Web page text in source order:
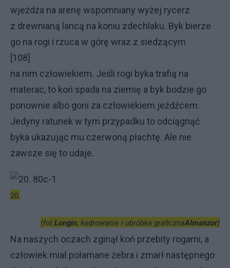
wjeżdża na arenę wspomniany wyżej rycerz
z drewnianą lancą na koniu zdechlaku. Byk bierze
go na rogi i rzuca w górę wraz z siedzącym
[108]
na nim człowiekiem. Jeśli rogi byka trafią na
materac, to koń spada na ziemię a byk bodzie go
ponownie albo goni za człowiekiem jeźdźcem.
Jedyny ratunek w tym przypadku to odciągnąć
byka ukazując mu czerwoną płachtę. Ale nie
zawsze się to udaje.
20.
(fot.Longin, kadrowanie i obróbka graficznaAlmanzor)
Na naszych oczach zginął koń przebity rogami, a
człowiek miał połamane żebra i zmarł następnego